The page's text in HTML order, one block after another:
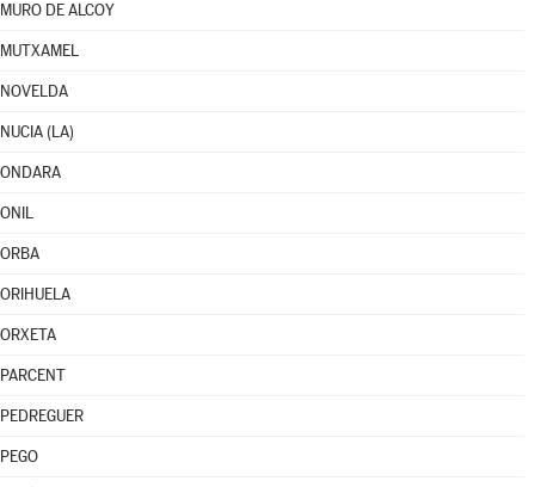
MURO DE ALCOY
MUTXAMEL
NOVELDA
NUCIA (LA)
ONDARA
ONIL
ORBA
ORIHUELA
ORXETA
PARCENT
PEDREGUER
PEGO